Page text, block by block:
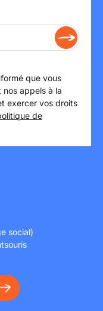
que vous
nos appels à la
exercer vos droits
de
social)